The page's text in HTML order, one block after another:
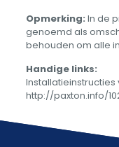
Opmerking: In de
genoemd als
behouden om alle
Handige links:
Installatieinstructies
http://paxton.info/